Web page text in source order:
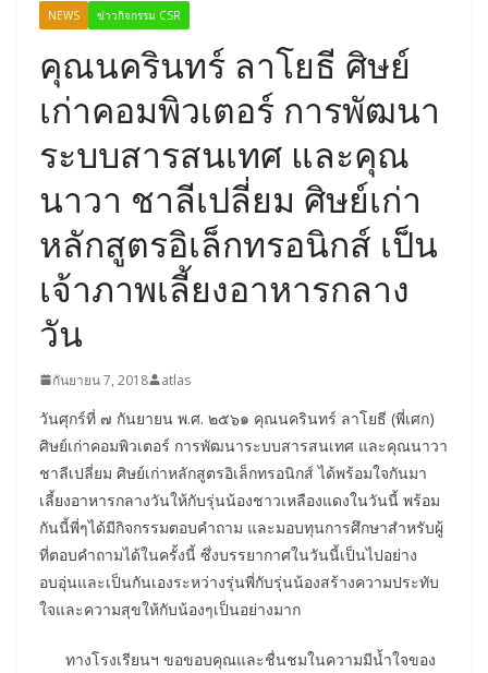
NEWS ข่าวกิจกรรม CSR
คุณนครินทร์ ลาโยธี ศิษย์
เก่าคอมพิวเตอร์ การพัฒนา
ระบบสารสนเทศ และคุณ
นาวา ชาลีเปลี่ยม ศิษย์เก่า
หลักสูตรอิเล็กทรอนิกส์ เป็น
เจ้าภาพเลี้ยงอาหารกลาง
วัน
กันยายน 7, 2018 atlas
วันศุกร์ที่ ๗ กันยายน พ.ศ. ๒๕๖๑ คุณนครินทร์ ลาโยธี (พี่เศก)
ศิษย์เก่าคอมพิวเตอร์ การพัฒนาระบบสารสนเทศ และคุณนาวา
ชาลีเปลี่ยม ศิษย์เก่าหลักสูตรอิเล็กทรอนิกส์ ได้พร้อมใจกันมา
เลี้ยงอาหารกลางวันให้กับรุ่นน้องชาวเหลืองแดงในวันนี้ พร้อม
กันนี้พี่ๆได้มีกิจกรรมตอบคำถาม และมอบทุนการศึกษาสำหรับผู้
ที่ตอบคำถามได้ในครั้งนี้ ซึ่งบรรยากาศในวันนี้เป็นไปอย่าง
อบอุ่นและเป็นกันเองระหว่างรุ่นพี่กับรุ่นน้องสร้างความประทับ
ใจและความสุขให้กับน้องๆเป็นอย่างมาก
ทางโรงเรียนฯ ขอขอบคุณและชื่นชมในความมีน้ำใจของ